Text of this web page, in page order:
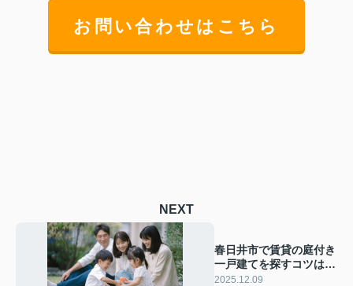
お問い合わせはこちら
NEXT
春日井市で賃貸の庭付き
一戸建てを探すコツは？
家族みんなが快適に暮ら
2025.12.09